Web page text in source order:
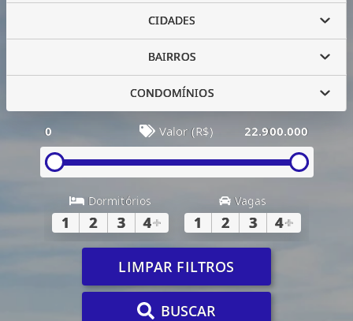
CIDADES
BAIRROS
CONDOMÍNIOS
0 Valor (R$) 22.900.000
Dormitórios
1 2 3 4+
Vagas
1 2 3 4+
LIMPAR FILTROS
BUSCAR